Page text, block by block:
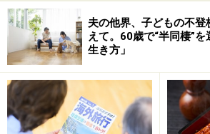
「激しい頭痛がするわけでもない。
んですよ。なんとなく不安になって
夫の他界、子どもの不
えて。60歳で“半同棲”
生き方」